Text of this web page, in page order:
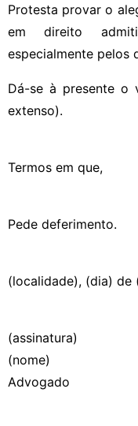
Protesta provar o
em direito
especialmente pelos
Dá-se à presente o
extenso).
Termos em que,
Pede deferimento.
(localidade), (dia) de
(assinatura)
(nome)
Advogado